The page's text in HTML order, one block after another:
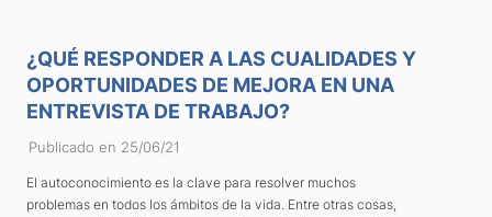
¿QUÉ RESPONDER A LAS CUALIDADES Y
OPORTUNIDADES DE MEJORA EN UNA
ENTREVISTA DE TRABAJO?
Publicado en 25/06/21
El autoconocimiento es la clave para resolver muchos
problemas en todos los ámbitos de la vida. Entre otras cosas,